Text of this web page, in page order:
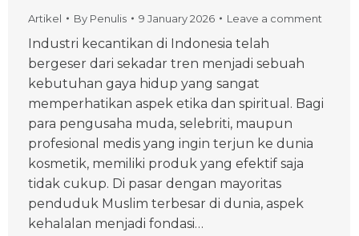
Artikel By Penulis 9 January 2026 Leave a comment
Industri kecantikan di Indonesia telah
bergeser dari sekadar tren menjadi sebuah
kebutuhan gaya hidup yang sangat
memperhatikan aspek etika dan spiritual. Bagi
para pengusaha muda, selebriti, maupun
profesional medis yang ingin terjun ke dunia
kosmetik, memiliki produk yang efektif saja
tidak cukup. Di pasar dengan mayoritas
penduduk Muslim terbesar di dunia, aspek
kehalalan menjadi fondasi…